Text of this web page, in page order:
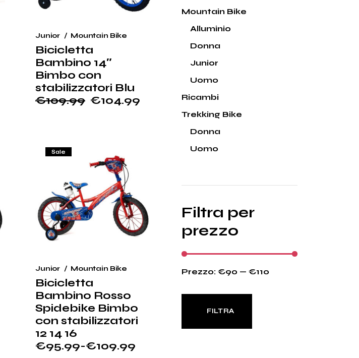
Bicicletta
Bambino 14″
Bimbo con
stabilizzatori Blu
€109.99
Il
€109.99.
€104.99
Il
€104.99.
Junior Mountain Bike
Sale
Bicicletta
Bambino Rosso
Spidebike Bimbo
con stabilizzatori
12 14 16
€95.99-€109.99
Fascia
Junior Mountain Bike
Mountain Bike
Alluminio
Donna
Junior
Uomo
Ricambi
Trekking Bike
Donna
Uomo
Filtra per
prezzo
Prezzo
Prezzo
FILTRA
Prezzo: €90 — €110